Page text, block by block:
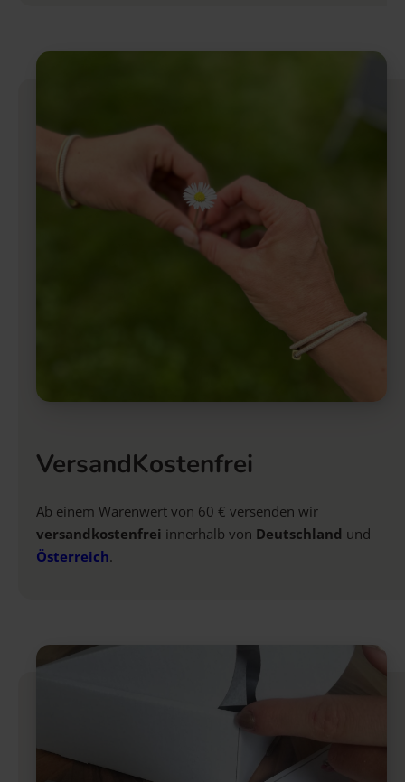
VersandKostenfrei
Ab einem Warenwert von 60 € versenden wir
versandkostenfrei innerhalb von Deutschland und
Österreich.